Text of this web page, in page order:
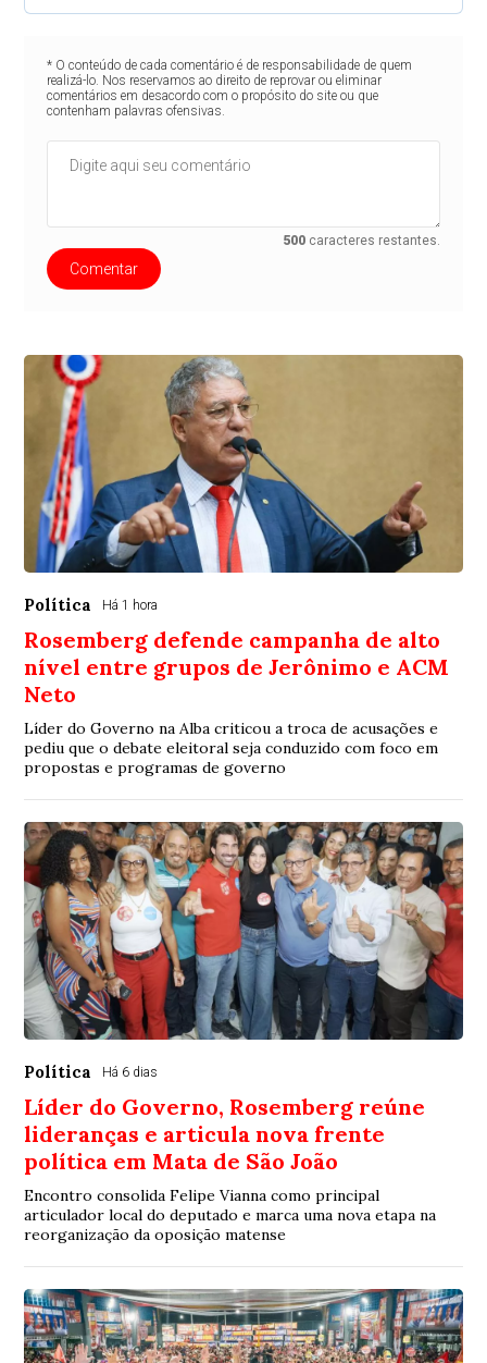
* O conteúdo de cada comentário é de responsabilidade de quem
realizá-lo. Nos reservamos ao direito de reprovar ou eliminar
comentários em desacordo com o propósito do site ou que
contenham palavras ofensivas.
500 caracteres restantes.
Comentar
Política Há 1 hora
Rosemberg defende campanha de alto
nível entre grupos de Jerônimo e ACM
Neto
Líder do Governo na Alba criticou a troca de acusações e
pediu que o debate eleitoral seja conduzido com foco em
propostas e programas de governo
Política Há 6 dias
Líder do Governo, Rosemberg reúne
lideranças e articula nova frente
política em Mata de São João
Encontro consolida Felipe Vianna como principal
articulador local do deputado e marca uma nova etapa na
reorganização da oposição matense